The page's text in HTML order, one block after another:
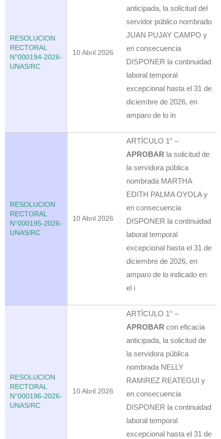
RESOLUCION
RECTORAL
N°000194-2026-
UNAS/RC
10 Abril 2026
anticipada, la solicitud del
servidor público nombrado
JUAN PUJAY CAMPO y
en consecuencia
DISPONER la continuidad
laboral temporal
excepcional hasta el 31 de
diciembre de 2026, en
amparo de lo in
RESOLUCION
RECTORAL
N°000195-2026-
UNAS/RC
10 Abril 2026
ARTÍCULO 1° –
APROBARla solicitud de
la servidora pública
nombrada MARTHA
EDITH PALMA OYOLA y
en consecuencia
DISPONER la continuidad
laboral temporal
excepcional hasta el 31 de
diciembre de 2026, en
amparo de lo indicado en
el i
RESOLUCION
RECTORAL
N°000196-2026-
UNAS/RC
10 Abril 2026
ARTÍCULO 1° –
APROBARcon eficacia
anticipada, la solicitud de
la servidora pública
nombrada NELLY
RAMIREZ REATEGUI y
en consecuencia
DISPONER la continuidad
laboral temporal
excepcional hasta el 31 de